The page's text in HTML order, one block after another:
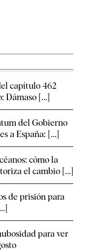
capítulo 462
Dámaso [...]
del Gobierno
a España: [...]
cómo la
el cambio [...]
de prisión para
para ver